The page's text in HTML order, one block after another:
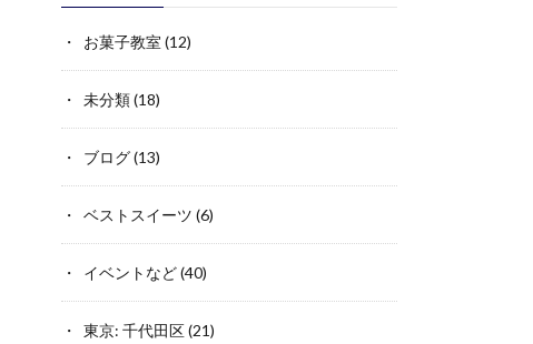
お菓子教室 (12)
未分類(18)
ブログ(13)
ベストスイーツ (6)
イベントなど(40)
東京: 千代田区(21)